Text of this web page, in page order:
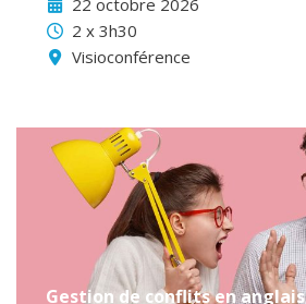
2 x 3h30
Visioconférence
Gestion de conflits en anglais